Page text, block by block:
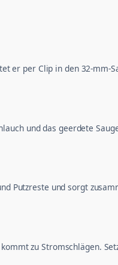
er per Clip in den 32-mm-
und das geerdete
Putzreste und sorgt
zu Stromschlägen.